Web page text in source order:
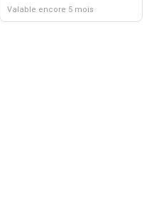
Valable encore 5 mois